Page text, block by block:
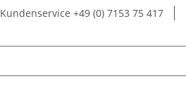
Kundenservice +49 (0) 7153 75 417